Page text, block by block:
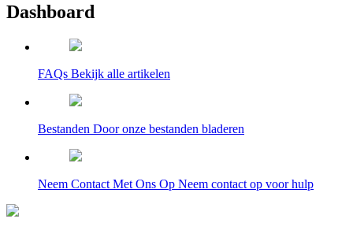
PURE SUPPORT
Dashboard
FAQs Bekijk alle artikelen
Bestanden Door onze bestanden bladeren
Neem Contact Met Ons Op Neem contact op voor hulp